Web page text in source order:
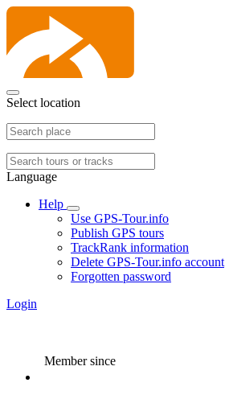
Select location
Language
Help
Use GPS-Tour.info
Publish GPS tours
TrackRank information
Delete GPS-Tour.info account
Forgotten password
Login
Member since